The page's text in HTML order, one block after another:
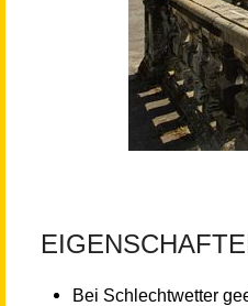
Bei Schlechtwetter